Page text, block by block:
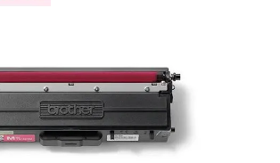
(à 5%) : 4000